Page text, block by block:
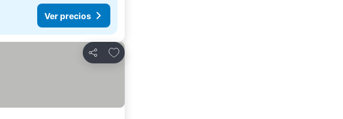
Ver precios
Compartir
Añadir a favoritos